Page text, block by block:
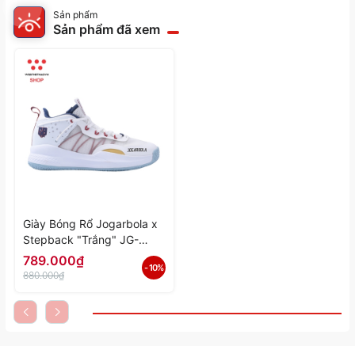
Sản phẩm
Sản phẩm đã xem
Giày Bóng Rổ Jogarbola x
Stepback "Trắng" JG-
23234-01 - Hàng Chính
Hãng
789.000₫
880.000₫
- 10%